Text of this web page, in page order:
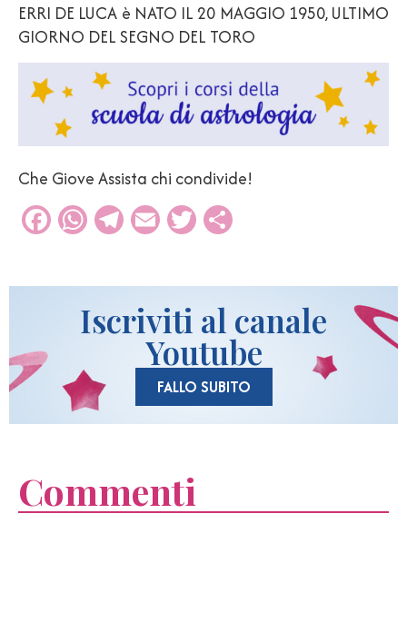
ERRI DE LUCA è NATO IL 20 MAGGIO 1950, ULTIMO
GIORNO DEL SEGNO DEL TORO
Che Giove Assista chi condivide!
Facebook
WhatsApp
Telegram
EmailTwitter
Iscriviti al canale
Youtube
FALLO SUBITO
Commenti